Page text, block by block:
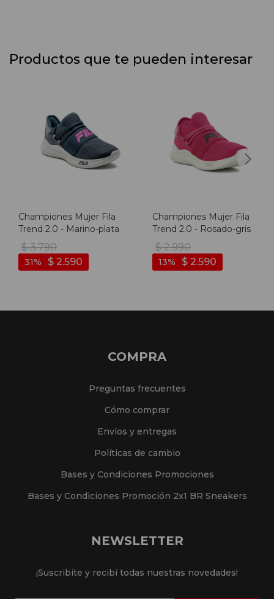
Productos que te pueden interesar
Championes Mujer Fila
Trend 2.0 - Marino-plata
$ 3.790
$ 2.590
31
Championes Mujer Fila
Trend 2.0 - Rosado-gris
$ 2.990
$ 2.590
13
COMPRA
Preguntas frecuentes
Cómo comprar
Envíos y entregas
Políticas de cambio
Bases y Condiciones Promociones
Bases y Condiciones Promoción 2x1 BR Sneakers
NEWSLETTER
¡Suscribite y recibí todas nuestras novedades!